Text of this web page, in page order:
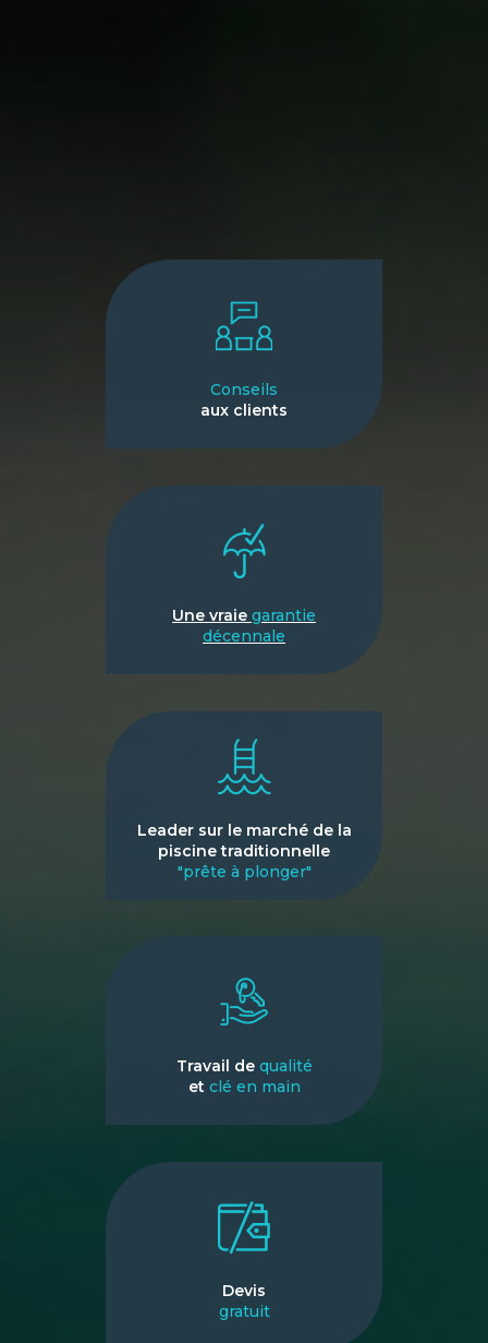
Conseils
aux clients
Une vraie garantie
décennale
Leader sur le marché de la
piscine traditionnelle
"prête à plonger"
Travail de qualité
et clé en main
Devis
gratuit